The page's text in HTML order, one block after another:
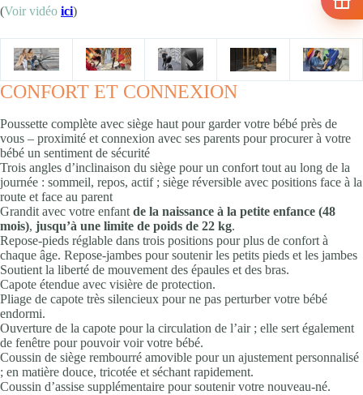
(Voir vidéo ici)
CONFORT ET CONNEXION​
Poussette complète avec siège haut pour garder votre bébé près de
vous – proximité et connexion avec ses parents pour procurer à votre
bébé un sentiment de sécurité​
Trois angles d’inclinaison du siège pour un confort tout au long de la
journée : sommeil, repos, actif ; siège réversible avec positions face à la
route et face au parent ​
Grandit avec votre enfantde la naissance à la petite enfance (48
mois), jusqu’à une limite de poids de 22 kg.
Repose-pieds réglable dans trois positions pour plus de confort à
chaque âge. Repose-jambes pour soutenir les petits pieds et les jambes
Soutient la liberté de mouvement des épaules et des bras​.
Capote étendue avec visière de protection.
Pliage de capote très silencieux pour ne pas perturber votre bébé
endormi.
Ouverture de la capote pour la circulation de l’air ; elle sert également
de fenêtre pour pouvoir voir votre bébé.
Coussin de siège rembourré amovible pour un ajustement personnalisé
; en matière douce, tricotée et séchant rapidement.
Coussin d’assise supplémentaire pour soutenir votre nouveau-né.